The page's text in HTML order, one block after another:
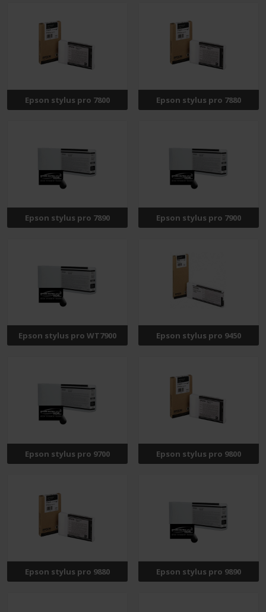
Epson stylus pro 7800 Epson stylus pro 7880
Epson stylus pro 7890 Epson stylus pro 7900
Epson stylus pro WT7900 Epson stylus pro 9450
Epson stylus pro 9700 Epson stylus pro 9800
Epson stylus pro 9880 Epson stylus pro 9890